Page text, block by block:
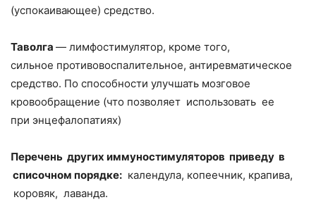
(успокаивающее) средство.
Таволга — лимфостимулятор, кроме того,
сильное противовоспалительное, антиревматическое
средство. По способности улучшать мозговое
кровообращение (что позволяет использовать ее
при энцефалопатиях)
Перечень других иммуностимуляторов приведу в
списочном порядке: календула, копеечник, крапива,
коровяк, лаванда.